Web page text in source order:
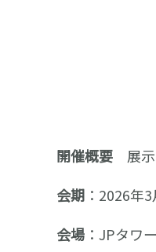
開催概要 展示
会期 ：2026年
会場 ：JPタワ